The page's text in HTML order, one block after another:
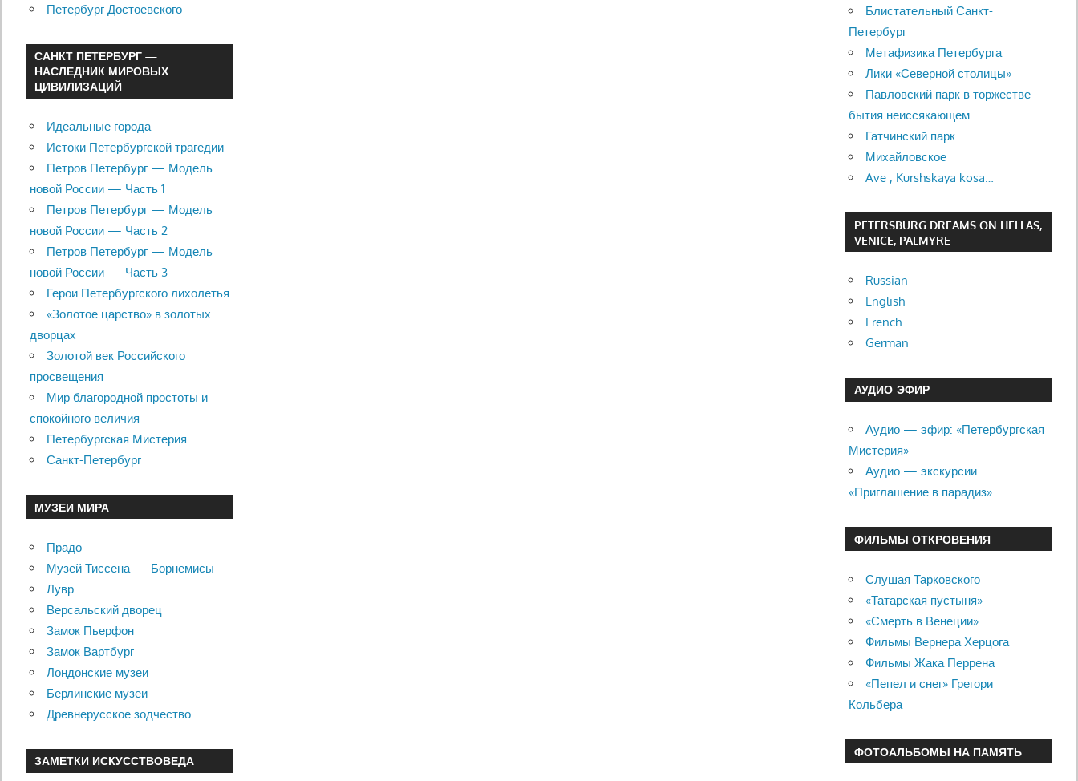
Петербург Достоевского
САНКТ ПЕТЕРБУРГ —
НАСЛЕДНИК МИРОВЫХ
ЦИВИЛИЗАЦИЙ
Идеальные города
Истоки Петербургской трагедии
Петров Петербург — Модель
новой России — Часть 1
Петров Петербург — Модель
новой России — Часть 2
Петров Петербург — Модель
новой России — Часть 3
Герои Петербургского лихолетья
«Золотое царство» в золотых
дворцах
Золотой век Российского
просвещения
Мир благородной простоты и
спокойного величия
Петербургская Мистерия
Санкт-Петербург
МУЗЕИ МИРА
Прадо
Музей Тиссена — Борнемисы
Лувр
Версальский дворец
Замок Пьерфон
Замок Вартбург
Лондонские музеи
Берлинские музеи
Древнерусское зодчество
ЗАМЕТКИ ИСКУССТВОВЕДА
Блистательный Санкт-
Петербург
Метафизика Петербурга
Лики «Северной столицы»
Павловский парк в торжестве
бытия неиссякающем…
Гатчинский парк
Михайловское
Ave , Kurshskaya kosa…
PETERSBURG DREAMS ON HELLAS,
VENICE, PALMYRE
Russian
English
French
German
АУДИО-ЭФИР
Аудио — эфир: «Петербургская
Мистерия»
Аудио — экскурсии
«Приглашение в парадиз»
ФИЛЬМЫ ОТКРОВЕНИЯ
Слушая Тарковского
«Татарская пустыня»
«Смерть в Венеции»
Фильмы Вернера Херцога
Фильмы Жака Перрена
«Пепел и снег» Грегори
Кольбера
ФОТОАЛЬБОМЫ НА ПАМЯТЬ